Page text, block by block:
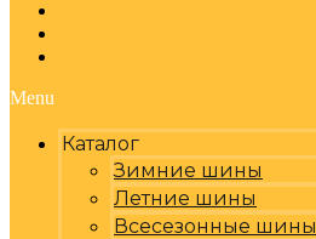
Menu
Каталог
Зимние шины
Летние шины
Всесезонные шины